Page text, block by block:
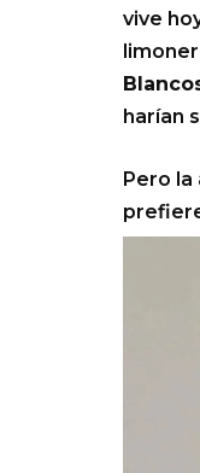
vive
harían
Pero